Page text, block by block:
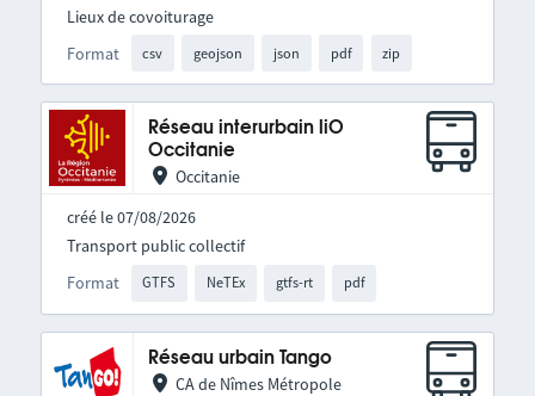
Format csv geojson json pdf zip
Lieux de covoiturage
Réseau interurbain liO
Occitanie
Occitanie
créé le 07/08/2026
Format GTFS NeTEx gtfs-rt pdf
Transport public collectif
Réseau urbain Tango
CA de Nîmes Métropole